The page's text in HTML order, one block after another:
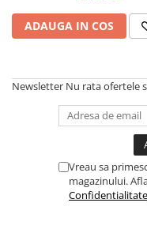
ADAUGA IN COS
Newsletter Nu rata ofertele
Vreau sa
magazinului.
Confidentialitate